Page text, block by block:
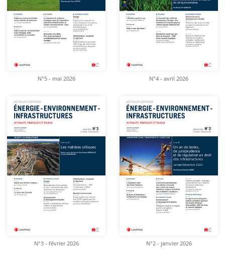
N°5 - mai 2026 N°4 - avril 2026
N°3 - février 2026 N°2 - janvier 2026